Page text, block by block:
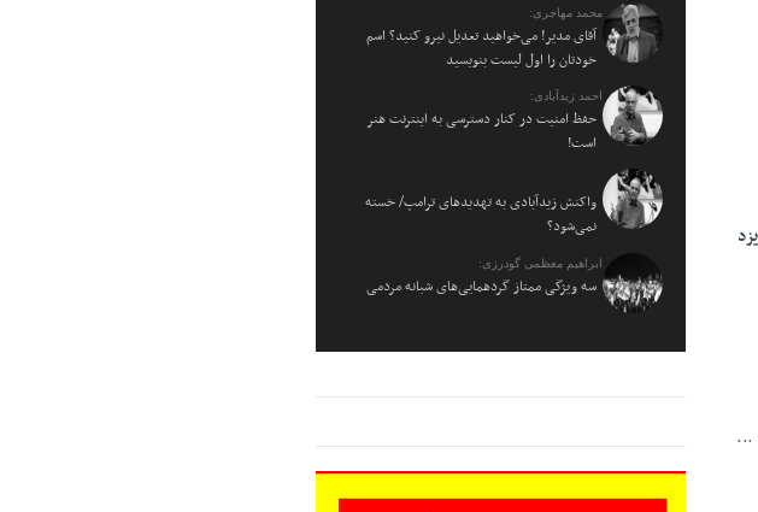
محمد مهاجری:
آقای مدیر! می‌خواهید تعدیل نیرو کنید؟ اسم
خودتان را اول لیست بنویسید
احمد زیدآبادی:
حفظ امنیت در کنار دسترسی به اینترنت هنر
است!
واکنش زیدآبادی به تهدیدهای ترامپ/ خسته
نمی‌شود؟
ابراهیم معظمی گودرزی:
سه ویژگی ممتاز گردهمایی‌های شبانه مردمی